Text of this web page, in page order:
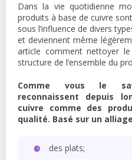
Dans la vie quotidienne
produits à base de cuivre
sous l’influence de divers
et deviennent même
article comment nettoyer
structure de l’ensemble du
Comme vous le
reconnaissent depuis
cuivre comme des
qualité. Basé sur un
des plats;